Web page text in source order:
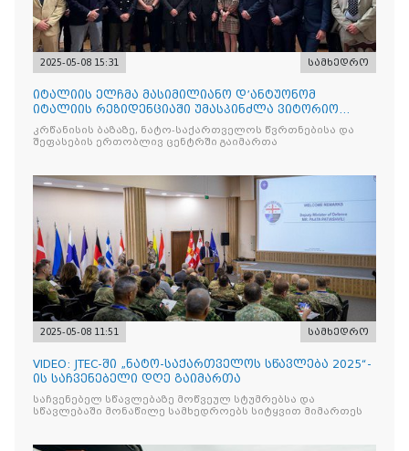
2025-05-08 15:31 სამხედრო
იტალიის ელჩმა მასიმილიანო დ’ანტუონომ
იტალიის რეზიდენციაში უმასპინძლა ვიტორიო
ვენეტოს სახ. დივიზიის ს
კრწანისის ბაზაზე, ნატო-საქართველოს წვრთნებისა და
შეფასების ერთობლივ ცენტრში გაიმართა
2025-05-08 11:51 სამხედრო
VIDEO: JTEC-ში „ნატო-საქართველოს სწავლება 2025“-
ის საჩვენებელი დღე გაიმართა
საჩვენებელ სწავლებაზე მოწვეულ სტუმრებსა და
სწავლებაში მონაწილე სამხედროებს სიტყვით მიმართეს